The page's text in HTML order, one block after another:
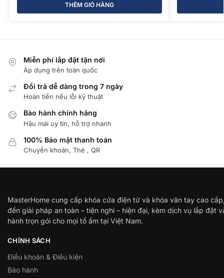
THÊM GIỎ HÀNG
Miễn phí lắp đặt tận nơi
Áp dụng trên toàn quốc
Đổi trả dễ dàng trong 7 ngày
Hoàn tiền nếu lỗi kỹ thuật
Bảo hành chính hãng
Hậu mãi uy tín, hỗ trợ nhanh
100% Bảo mật thanh toán
Chuyển khoản, Thẻ , QR
MasterHome cung cấp khóa cửa điện tử và khóa vân tay cao
đến giải pháp an toàn – tiện nghi – hiện đại, kèm dịch vụ lắp đặt
hành trọn gói cho mọi tổ ấm tại Việt Nam.
CHÍNH SÁCH
Điều khoản & Điều kiện
Bảo hành